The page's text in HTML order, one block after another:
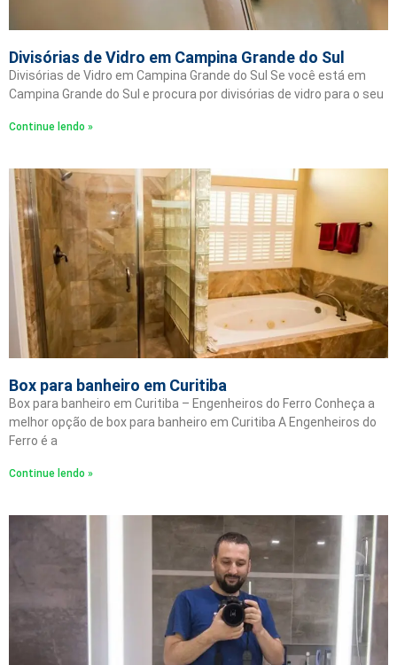
Divisórias de Vidro em Campina Grande do Sul
Divisórias de Vidro em Campina Grande do Sul Se você está em
Campina Grande do Sul e procura por divisórias de vidro para o seu
Continue lendo »
Box para banheiro em Curitiba
Box para banheiro em Curitiba – Engenheiros do Ferro Conheça a
melhor opção de box para banheiro em Curitiba A Engenheiros do
Ferro é a
Continue lendo »